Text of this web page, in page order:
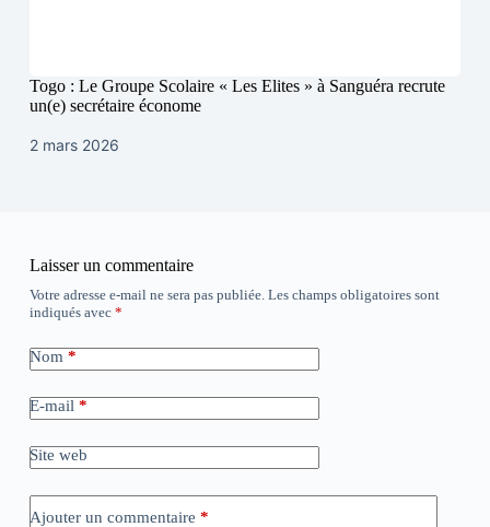
Togo : Le Groupe Scolaire « Les Elites » à Sanguéra recrute
un(e) secrétaire économe
2 mars 2026
Laisser un commentaire
Votre adresse e-mail ne sera pas publiée. Les champs obligatoires sont
indiqués avec *
Nom *
E-mail *
Site web
Ajouter un commentaire *